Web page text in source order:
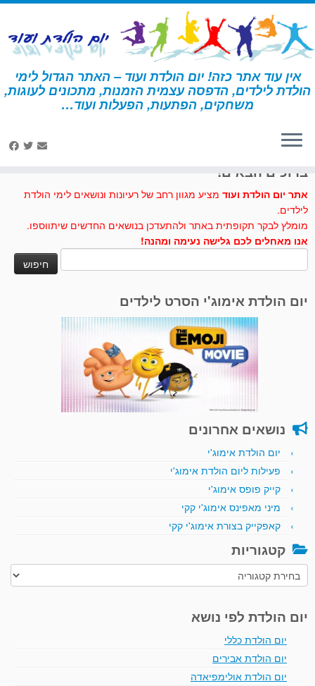
דלג
לתוכן
אין עוד אתר כזה! יום הולדת ועוד – האתר הגדול לימי
הולדת לילדים, הדפסה עצמית הזמנות, מתכונים לעוגות,
משחקים, הפתעות, הפעלות ועוד… דף הבית » יצירה » אננס מנייר
ברוכים הבאים!
אתר יום הולדת ועוד מציע מגוון רחב של רעיונות ונושאים לימי הולדת
לילדים.
מומלץ לבקר תקופתית באתר ולהתעדכן בנושאים החדשים שיתווספו.
אנו מאחלים לכם גלישה נעימה ומהנה!
יום הולדת אימוג'י הסרט לילדים
נושאים אחרונים
יום הולדת אימוג'י
פעילות ליום הולדת אימוג'י
קייק פופס אימוג'י
מיני מאפינס אימוג'י קקי
קאפקייק בצורת אימוג'י קקי
קטגוריות
קטגוריות
יום הולדת לפי נושא
יום הולדת כללי
יום הולדת אבירים
יום הולדת אולימפיאדה